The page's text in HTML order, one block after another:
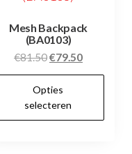
Mesh Backpack
(BA0103)
€81.50Oorspronkelijke
prijs
was:
€81.50.
€79.50Huidige
prijs
Opties
selecteren